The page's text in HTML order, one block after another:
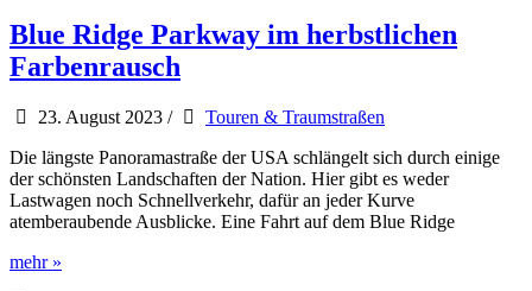
BalloonFest
Blue Ridge Parkway im herbstlichen
Farbenrausch
23. August 2023 /
Touren & Traumstraßen
Die längste Panoramastraße der USA schlängelt sich durch einige
der schönsten Landschaften der Nation. Hier gibt es weder
Lastwagen noch Schnellverkehr, dafür an jeder Kurve
atemberaubende Ausblicke. Eine Fahrt auf dem Blue Ridge
Blue
mehr »